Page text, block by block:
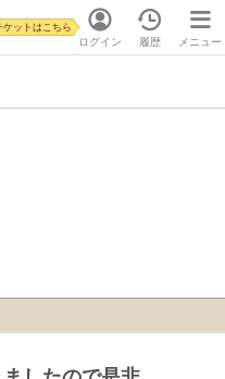
ログイン
ケットはこちら
履歴 メニュー